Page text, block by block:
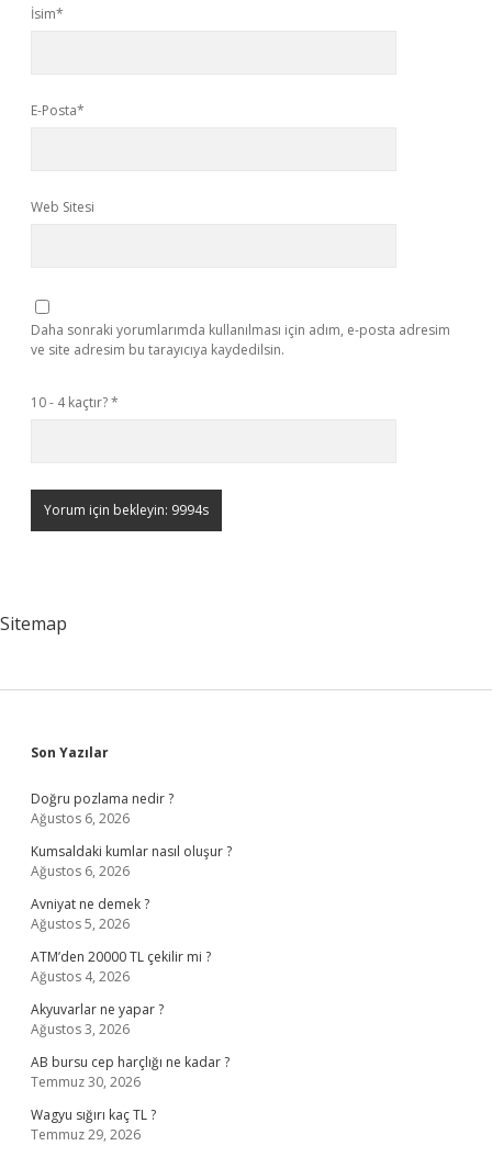
İsim*
E-Posta*
Web Sitesi
Daha sonraki yorumlarımda kullanılması için adım, e-posta adresim
ve site adresim bu tarayıcıya kaydedilsin.
10 - 4 kaçtır?*
Sitemap
Sidebar
Son Yazılar
Doğru pozlama nedir ?
Ağustos 6, 2026
Kumsaldaki kumlar nasıl oluşur ?
Ağustos 6, 2026
Avniyat ne demek ?
Ağustos 5, 2026
ATM’den 20000 TL çekilir mi ?
Ağustos 4, 2026
Akyuvarlar ne yapar ?
Ağustos 3, 2026
AB bursu cep harçlığı ne kadar ?
Temmuz 30, 2026
Wagyu sığırı kaç TL ?
Temmuz 29, 2026